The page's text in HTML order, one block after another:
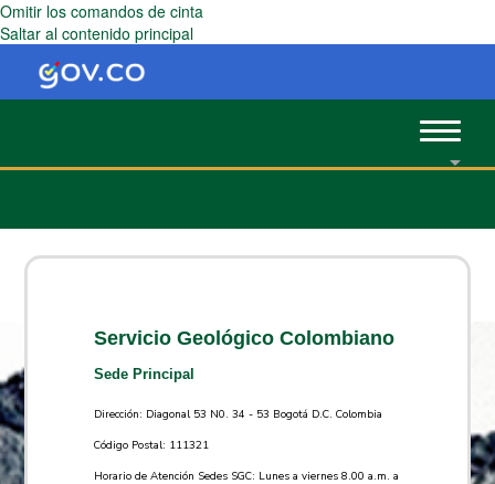
Omitir los comandos de cinta
Saltar al contenido principal
Toggle
Servicio Geológico Colombiano
Sede Principal
Dirección: Diagonal 53 N0. 34 - 53 Bogotá D.C. Colombia
Código Postal: 111321
Horario de Atención Sedes SGC: Lunes a viernes 8.00 a.m. a